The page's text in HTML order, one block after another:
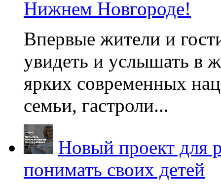
Нижнем Новгороде!
Впервые жители и
увидеть и услышать в
ярких современных
семьи, гастроли...
Новый проект для
понимать своих детей